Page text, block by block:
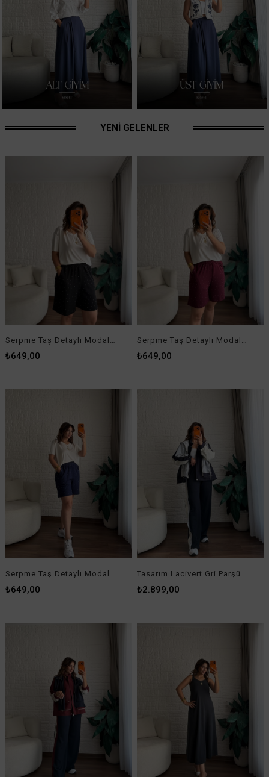
₺649,00 ₺649,00
₺649,00 ₺2.899,00
₺2.899,00
₺1.199,00 ₺499,00